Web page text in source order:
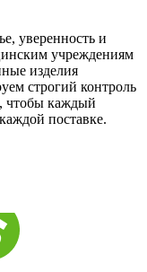
уверенность и
учреждениям
изделия
строгий контроль
чтобы каждый
поставке.